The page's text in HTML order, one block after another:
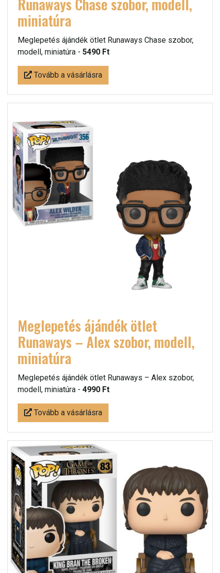
Runaways Chase szobor, modell,
miniatúra
Meglepetés ájándék ötlet Runaways Chase szobor,
modell, miniatúra - 5490 Ft
Tovább a vásárlásra
Meglepetés ájándék ötlet
Runaways – Alex szobor, modell,
miniatúra
Meglepetés ájándék ötlet Runaways – Alex szobor,
modell, miniatúra - 4990 Ft
Tovább a vásárlásra